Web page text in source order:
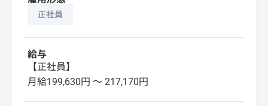
正社員
給与
【正社員】
月給199,630円 〜 217,170円